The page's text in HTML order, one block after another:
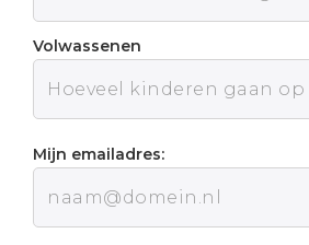
Volwassenen
Mijn emailadres: